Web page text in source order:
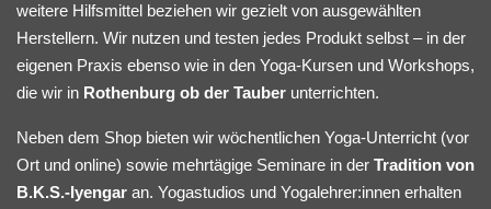
weitere Hilfsmittel beziehen wir gezielt von ausgewählten
Herstellern. Wir nutzen und testen jedes Produkt selbst – in der
eigenen Praxis ebenso wie in den Yoga-Kursen und Workshops,
die wir in Rothenburg ob der Tauber unterrichten.
Neben dem Shop bieten wir wöchentlichen Yoga-Unterricht (vor
Ort und online) sowie mehrtägige Seminare in der Tradition von
B.K.S.-Iyengar an. Yogastudios und Yogalehrer:innen erhalten